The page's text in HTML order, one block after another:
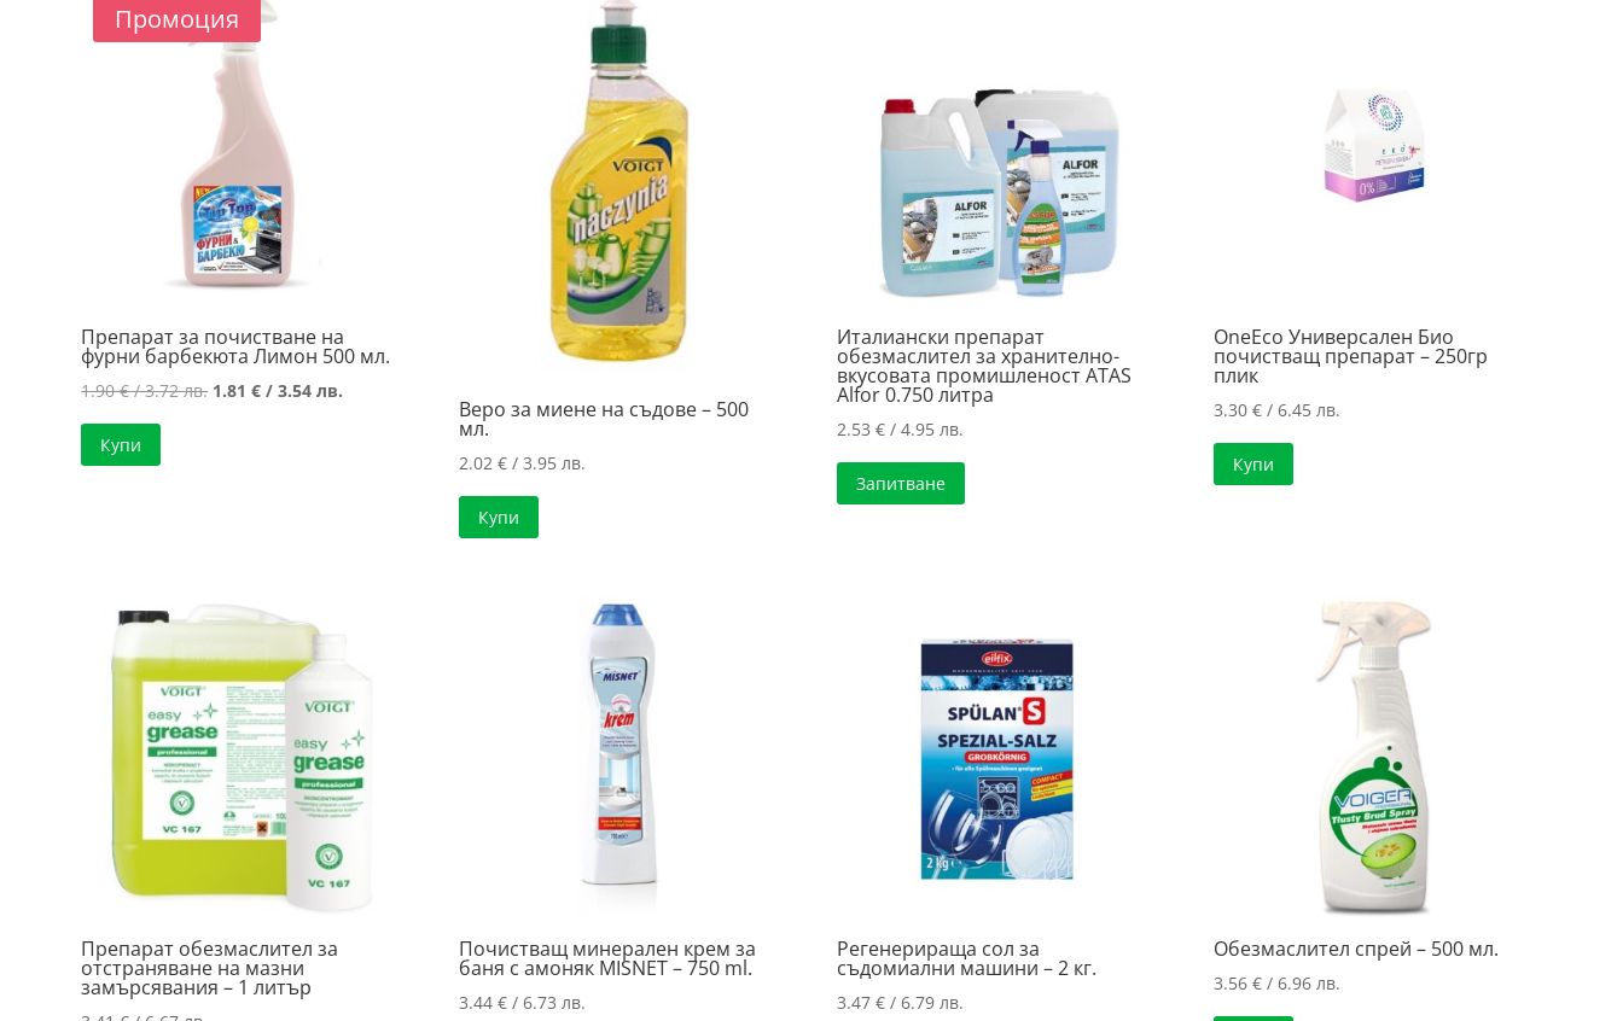
Промоция
Препарат за почистване на
фурни барбекюта Лимон 500 мл.
1.90€/ 3.72 лв. Original
1.81€ / 3.54 лв.
Купи
Веро за миене на съдове – 500
мл.
2.02 €/ 3.95 лв.
Купи
Италиански препарат
обезмаслител за хранително-
вкусовата промишленост ATAS
Alfor 0.750 литра
2.53 €/ 4.95 лв.
Запитване
OneEco Универсален Био
почистващ препарат – 250гр
плик
3.30€ / 6.45 лв.
Купи
Препарат обезмаслител за
отстраняване на мазни
замърсявания – 1 литър
Почистващ минерален крем за
баня с амоняк MISNET – 750 ml.
3.44 €/ 6.73 лв.
Регенерираща сол за
съдомиални машини – 2 кг.
3.47 €/ 6.79 лв.
Обезмаслител спрей – 500 мл.
3.56€ / 6.96 лв.